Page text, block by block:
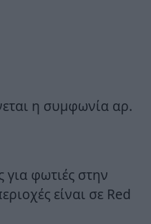
η συμφωνία αρ.
για φωτιές στην
είναι σε Red